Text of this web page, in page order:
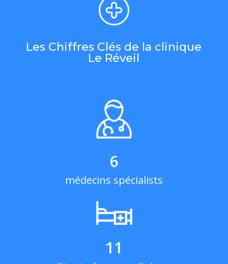
Les Chiffres Clés de la clinique
Le Réveil
6
médecins spécialists
11